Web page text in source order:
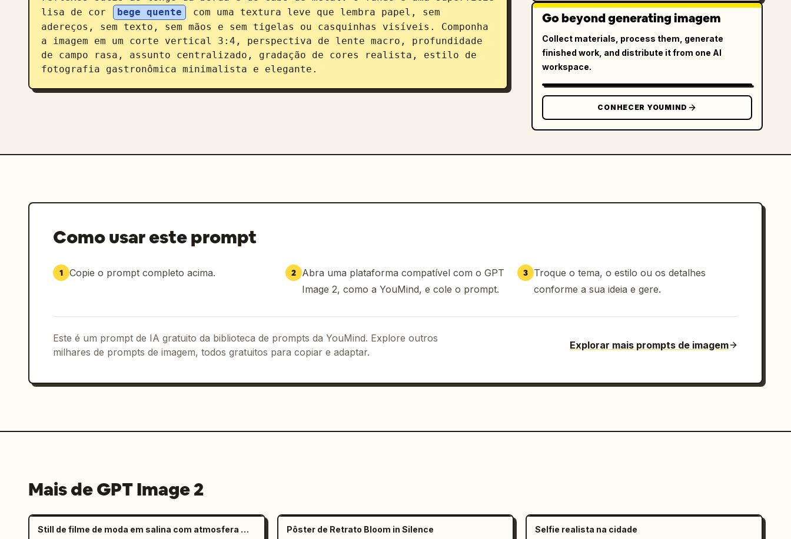
lisa de cor
bege quente
com uma textura leve que lembra papel, sem
adereços, sem texto, sem mãos e sem tigelas ou casquinhas visíveis. Componha
a imagem em um corte vertical 3:4, perspectiva de lente macro, profundidade
de campo rasa, assunto centralizado, gradação de cores realista, estilo de
fotografia gastronômica minimalista e elegante.
Go beyond generating imagem
Collect materials, process them, generate
finished work, and distribute it from one AI
workspace.
CONHECER YOUMIND
Como usar este prompt
1 Copie o prompt completo acima. 2 Abra uma plataforma compatível com o GPT
Image 2, como a YouMind, e cole o prompt.
3
Troque o tema, o estilo ou os detalhes
conforme a sua ideia e gere.
Este é um prompt de IA gratuito da biblioteca de prompts da YouMind. Explore outros
milhares de prompts de imagem, todos gratuitos para copiar e adaptar.
Explorar mais prompts de imagem
Mais de GPT Image 2
Still de filme de moda em salina com atmosfera melancólica Pôster de Retrato Bloom in Silence Selfie realista na cidade